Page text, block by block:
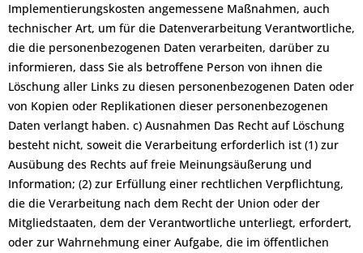
Implementierungskosten angemessene Maßnahmen, auch
technischer Art, um für die Datenverarbeitung Verantwortliche,
die die personenbezogenen Daten verarbeiten, darüber zu
informieren, dass Sie als betroffene Person von ihnen die
Löschung aller Links zu diesen personenbezogenen Daten oder
von Kopien oder Replikationen dieser personenbezogenen
Daten verlangt haben. c) Ausnahmen Das Recht auf Löschung
besteht nicht, soweit die Verarbeitung erforderlich ist (1) zur
Ausübung des Rechts auf freie Meinungsäußerung und
Information; (2) zur Erfüllung einer rechtlichen Verpflichtung,
die die Verarbeitung nach dem Recht der Union oder der
Mitgliedstaaten, dem der Verantwortliche unterliegt, erfordert,
oder zur Wahrnehmung einer Aufgabe, die im öffentlichen